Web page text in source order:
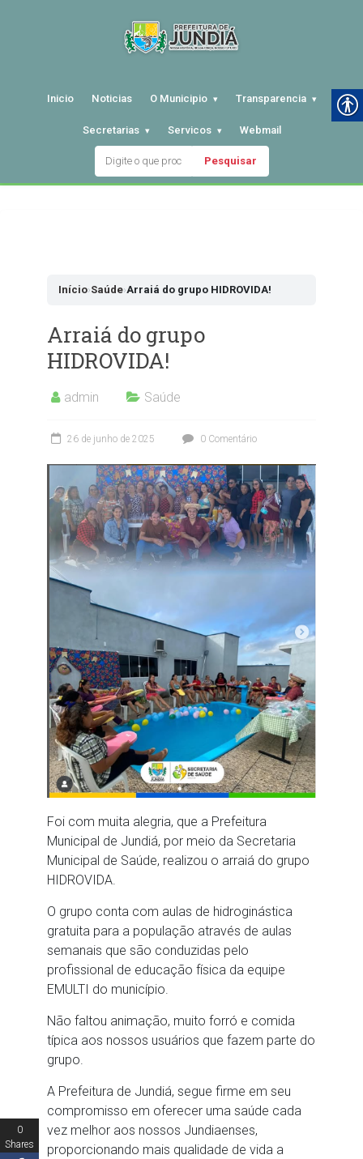
Inicio Noticias O Municipio Transparencia
Secretarias Servicos Webmail
Pesquisar
Início›Saúde›Arraiá do grupo HIDROVIDA!
Arraiá do grupo
HIDROVIDA!
admin Saúde
26 de junho de 2025 0 Comentário
Foi com muita alegria, que a Prefeitura
Municipal de Jundiá, por meio da Secretaria
Municipal de Saúde, realizou o arraiá do grupo
HIDROVIDA.
O grupo conta com aulas de hidroginástica
gratuita para a população através de aulas
semanais que são conduzidas pelo
profissional de educação física da equipe
EMULTI do município.
Não faltou animação, muito forró e comida
típica aos nossos usuários que fazem parte do
grupo.
A Prefeitura de Jundiá, segue firme em seu
compromisso em oferecer uma saúde cada
vez melhor aos nossos Jundiaenses,
proporcionando mais qualidade de vida a
0
Shares